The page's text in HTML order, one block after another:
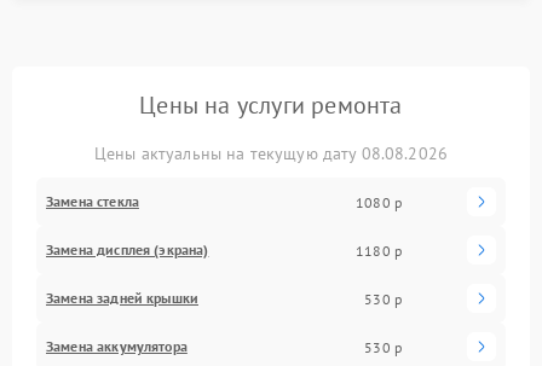
Цены на услуги ремонта
Цены актуальны на текущую дату 08.08.2026
Замена стекла 1080 р
Замена дисплея (экрана) 1180 р
Замена задней крышки 530 р
Замена аккумулятора 530 р